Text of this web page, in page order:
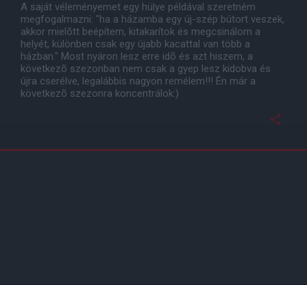
A saját véleményemet egy hülye példával szeretném
megfogalmazni: "ha a házamba egy új-szép bútort veszek,
akkor mielõtt beépítem, kitakarítok és megcsinálom a
helyét, különben csak egy újabb kacattal van több a
házban." Most nyáron lesz erre idõ és azt hiszem, a
következõ szezonban nem csak a gyep lesz kidobva és
újra cserélve, legalábbis nagyon remélem!!! Én már a
következõ szezonra koncentrálok:)